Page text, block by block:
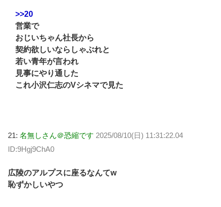
>>20
営業で
おじいちゃん社長から
契約欲しいならしゃぶれと
若い青年が言われ
見事にやり通した
これ小沢仁志のVシネマで見た
21: 名無しさん＠恐縮です 2025/08/10(日) 11:31:22.04
ID:9Hgj9ChA0
広陵のアルプスに座るなんてw
恥ずかしいやつ